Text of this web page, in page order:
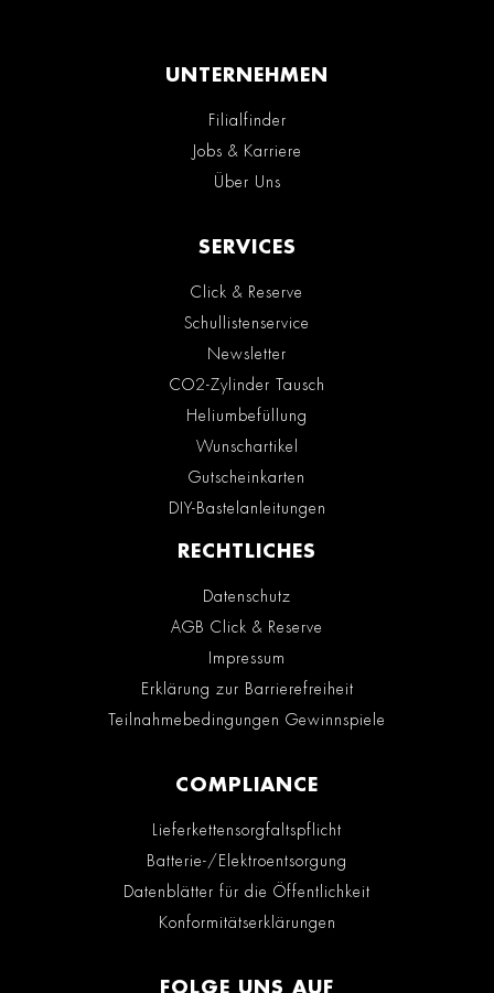
UNTERNEHMEN
Filialfinder
Jobs & Karriere
Über Uns
SERVICES
Click & Reserve
Schullistenservice
Newsletter
CO2-Zylinder Tausch
Heliumbefüllung
Wunschartikel
Gutscheinkarten
DIY-Bastelanleitungen
RECHTLICHES
Datenschutz
AGB Click & Reserve
Impressum
Erklärung zur Barrierefreiheit
Teilnahmebedingungen Gewinnspiele
COMPLIANCE
Lieferkettensorgfaltspflicht
Batterie-/Elektroentsorgung
Datenblätter für die Öffentlichkeit
Konformitätserklärungen
FOLGE UNS AUF